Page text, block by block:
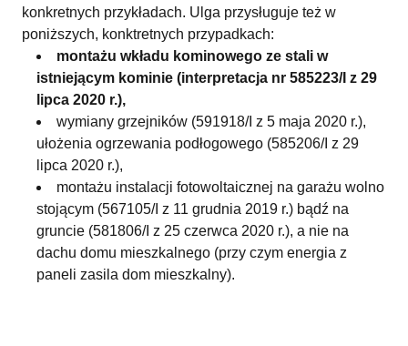
konkretnych przykładach. Ulga przysługuje też w
poniższych, konktretnych przypadkach:
montażu wkładu kominowego ze stali w
istniejącym kominie (interpretacja nr 585223/I z 29
lipca 2020 r.),
wymiany grzejników (591918/I z 5 maja 2020 r.),
ułożenia ogrzewania podłogowego (585206/I z 29
lipca 2020 r.),
montażu instalacji fotowoltaicznej na garażu wolno
stojącym (567105/I z 11 grudnia 2019 r.) bądź na
gruncie (581806/I z 25 czerwca 2020 r.), a nie na
dachu domu mieszkalnego (przy czym energia z
paneli zasila dom mieszkalny).